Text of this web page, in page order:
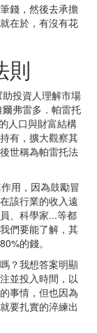
錢，然後去承擔
在於，有沒有花
則
投資人理解市場
弗雷多．帕雷托
人口與財富結構
有，擴大觀察其
世稱為帕雷托法
用，因為鼓勵冒
該行業的收入遠
、科學家...等都
們要能了解，其
的錢。
？我想答案明顯
並投入時間，以
事情，但也因為
要扎實的淬練出